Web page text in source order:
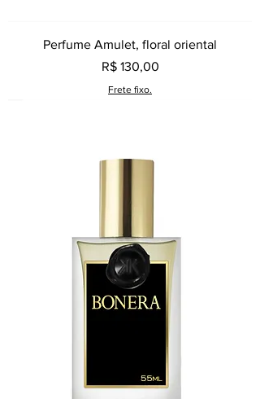
Perfume Amulet, floral oriental
Preço
R$ 130,00
Frete fixo.